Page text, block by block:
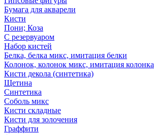
Бумага для акварели
Кисти
Пони; Коза
С резервуаром
Набор кистей
Белка, белка микс, имитация белки
Колонок, колонок микс, имитация колонка
Кисти декола (синтетика)
Щетина
Синтетика
Соболь микс
Кисти складные
Кисти для золочения
Граффити